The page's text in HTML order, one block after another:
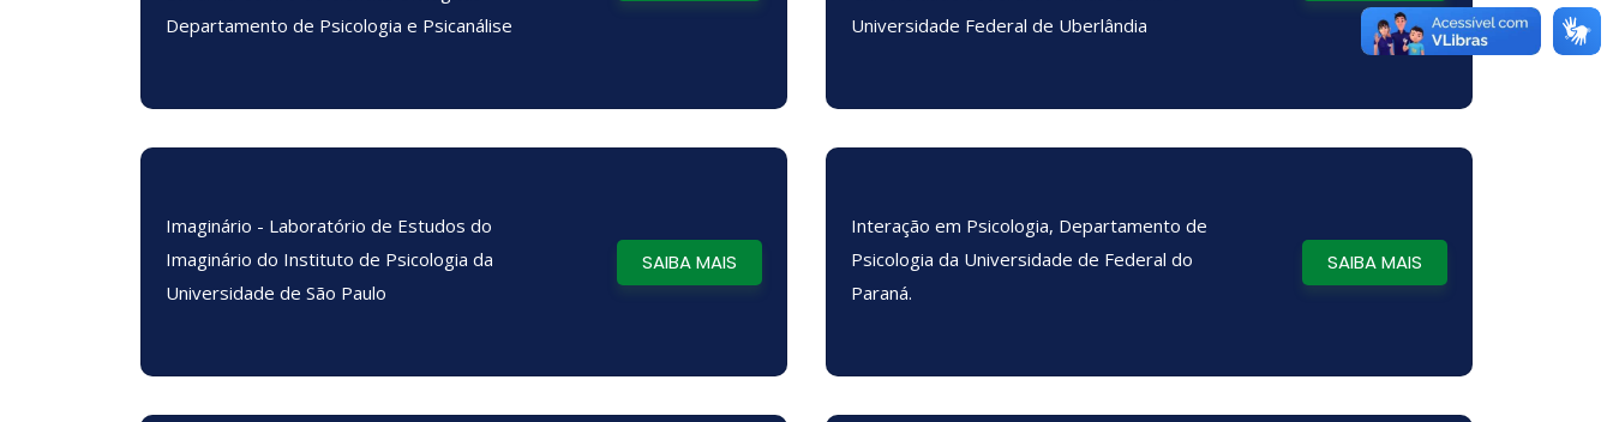
Departamento de Psicologia e Psicanálise
Universidade Federal de Uberlândia
Imaginário - Laboratório de Estudos do
Imaginário do Instituto de Psicologia da
Universidade de São Paulo
SAIBA MAIS
Interação em Psicologia, Departamento de
Psicologia da Universidade de Federal do
Paraná.
SAIBA MAIS